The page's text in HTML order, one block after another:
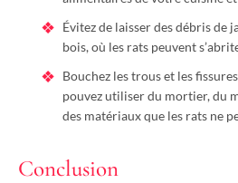
Évitez de laisser des débris de
bois, où les rats peuvent
Bouchez les trous et les
pouvez utiliser du mortier, du
des matériaux que les rats ne
Conclusion